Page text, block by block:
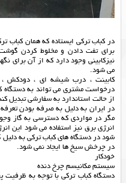
در کباب ترکی ایستاده که همان
برای تفت دادن و مخلوط کردن
نیزکابینی وجود دارد که از آن برای
می شود.
کابینت ، درب شیشه ای ، دودکش ،
درخواست مشتری می تواند به دستگاه
از حالت استاندارد به سفارشی تبدیل
در ایران به دلیل به صرفه بودن تعرفه
مگر در مواردی که دسترسی به گاز
انرژی برق نیز استفاده می شود این
شود در دستگاه های کباب ترکی به
در چرخش سیخ ها ایجاد نمی شود.
خودکار
سیستم مکانیسم چرخ دنده
دستگاه کباب ترکی با توجه به